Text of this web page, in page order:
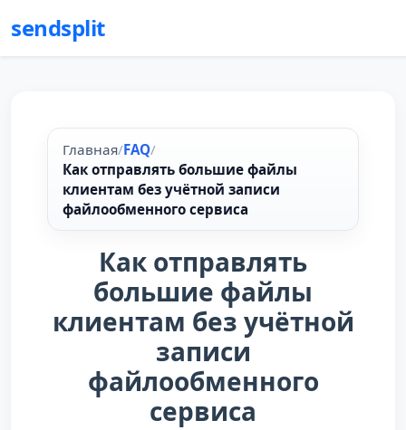
sendsplit
Главная/FAQ/
Как отправлять большие файлы
клиентам без учётной записи
файлообменного сервиса
Как отправлять
большие файлы
клиентам без учётной
записи
файлообменного
сервиса